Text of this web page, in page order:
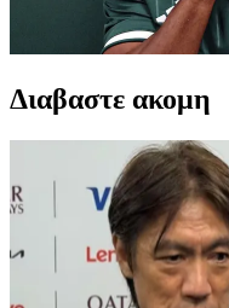
Διαβαστε ακομη